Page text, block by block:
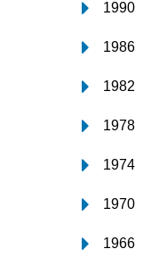
1990
1986
1982
1978
1974
1970
1966